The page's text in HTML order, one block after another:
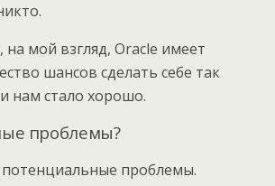
мой взгляд, Oracle имеет
шансов сделать себе так
нам стало хорошо.
проблемы?
потенциальные проблемы.